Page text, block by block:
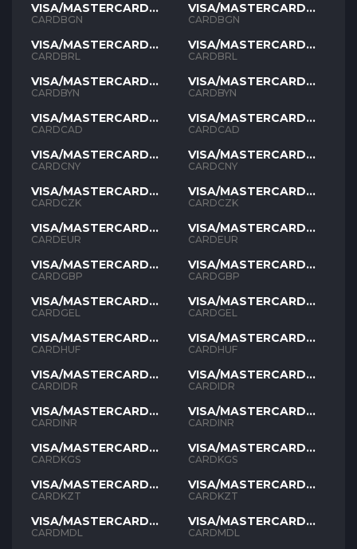
VISA/MASTERCARD
BGN
CARDBGN
VISA/MASTERCARD
BRL
CARDBRL
VISA/MASTERCARD
BYN
CARDBYN
VISA/MASTERCARD
CAD
CARDCAD
VISA/MASTERCARD
CNY
CARDCNY
VISA/MASTERCARD
CZK
CARDCZK
VISA/MASTERCARD
EUR
CARDEUR
VISA/MASTERCARD
GBP
CARDGBP
VISA/MASTERCARD
GEL
CARDGEL
VISA/MASTERCARD
HUF
CARDHUF
VISA/MASTERCARD
IDR
CARDIDR
VISA/MASTERCARD
INR
CARDINR
VISA/MASTERCARD
KGS
CARDKGS
VISA/MASTERCARD
KZT
CARDKZT
VISA/MASTERCARD
MDL
CARDMDL
VISA/MASTERCARD
BGN
CARDBGN
VISA/MASTERCARD
BRL
CARDBRL
VISA/MASTERCARD
BYN
CARDBYN
VISA/MASTERCARD
CAD
CARDCAD
VISA/MASTERCARD
CNY
CARDCNY
VISA/MASTERCARD
CZK
CARDCZK
VISA/MASTERCARD
EUR
CARDEUR
VISA/MASTERCARD
GBP
CARDGBP
VISA/MASTERCARD
GEL
CARDGEL
VISA/MASTERCARD
HUF
CARDHUF
VISA/MASTERCARD
IDR
CARDIDR
VISA/MASTERCARD
INR
CARDINR
VISA/MASTERCARD
KGS
CARDKGS
VISA/MASTERCARD
KZT
CARDKZT
VISA/MASTERCARD
MDL
CARDMDL